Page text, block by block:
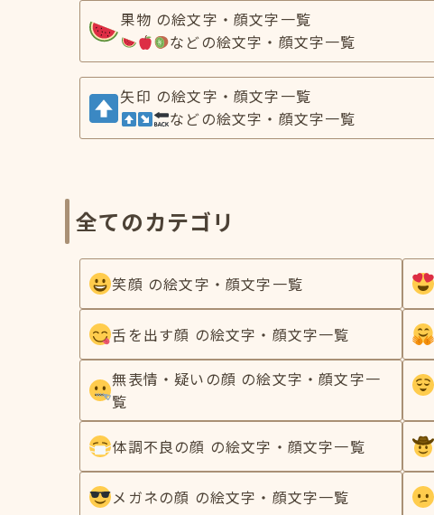
果物 の絵文字・顔文字一覧
などの絵文字・顔文字一覧
矢印 の絵文字・顔文字一覧
などの絵文字・顔文字一覧
全てのカテゴリ
笑顔 の絵文字・顔文字一覧
舌を出す顔 の絵文字・顔文字一覧
無表情・疑いの顔 の絵文字・顔文字一
覧
体調不良の顔 の絵文字・顔文字一覧
メガネの顔 の絵文字・顔文字一覧